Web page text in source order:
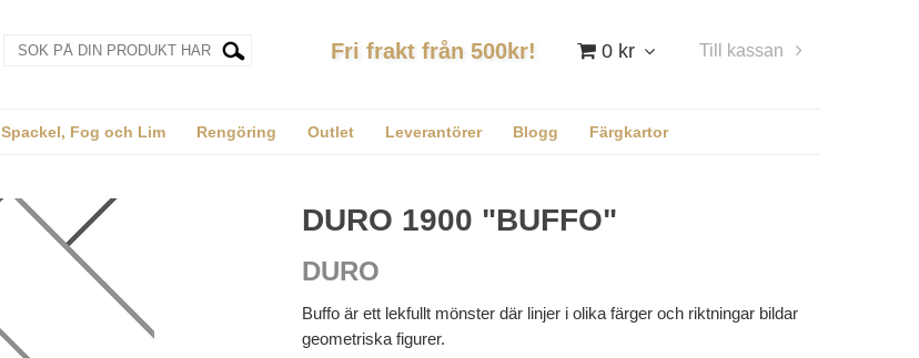
0 kr Till kassan
Fri frakt från 500kr!
Spackel, Fog och Lim Rengöring Outlet Leverantörer Blogg Färgkartor
DURO 1900 "BUFFO"
DURO
Buffo är ett lekfullt mönster där linjer i olika färger och riktningar bildar
geometriska figurer.